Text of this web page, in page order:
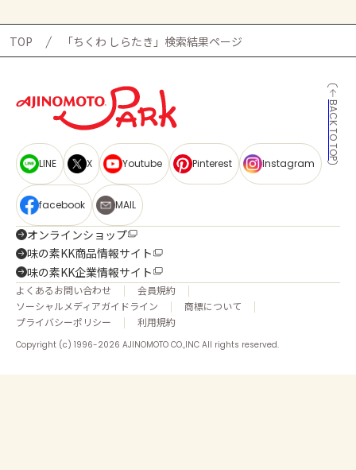
TOP 「ちくわ しらたき」検索結果ページ
BACK TO TOP
LINE X Youtube Pinterest Instagram
facebook MAIL
オンラインショップ
味の素KK商品情報サイト
味の素KK企業情報サイト
よくあるお問い合わせ
会員規約
ソーシャルメディアガイドライン
商標について
プライバシーポリシー
利用規約
Copyright (c) 1996-2026 AJINOMOTO CO.,INC All rights reserved.